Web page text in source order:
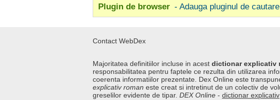
Plugin de browser - Adauga pluginul de
Contact WebDex
Majoritatea definitiilor incluse in acest dictionar explicativ
responsabilitatea pentru faptele ce rezulta din utilizarea
coerenta informatiilor prezentate. Dex Online este
explicativ roman este creat si intretinut de un colectiv de
greselilor evidente de tipar. DEX Online - dictionar explicativ